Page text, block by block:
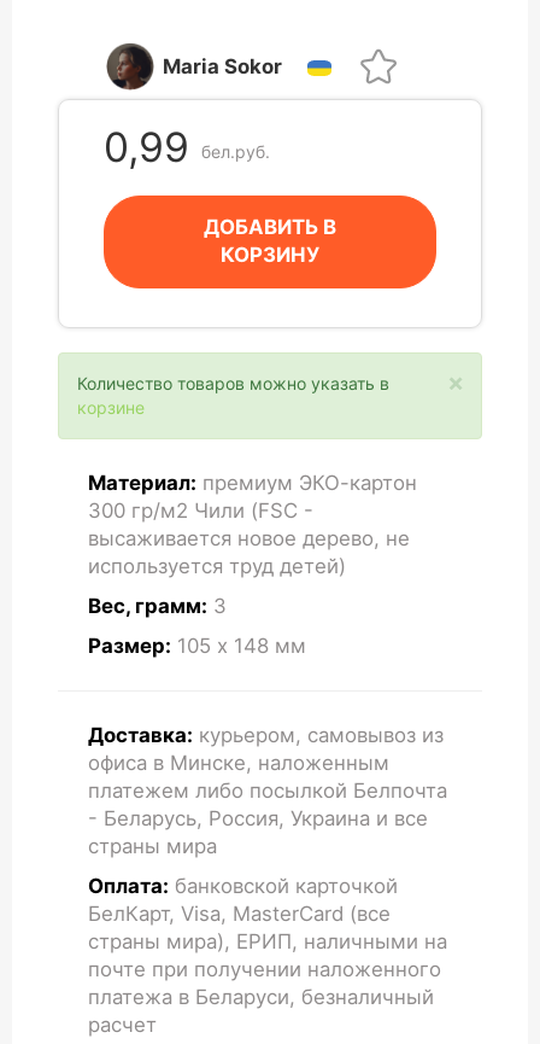
Maria Sokor
0,99 бел.руб.
ДОБАВИТЬ В
КОРЗИНУ
×
Количество товаров можно указать в
корзине
Материал: премиум ЭКО-картон
300 гр/м2 Чили (FSC -
высаживается новое дерево, не
используется труд детей)
Вес, грамм: 3
Размер: 105 x 148 мм
Доставка: курьером, самовывоз из
офиса в Минске, наложенным
платежем либо посылкой Белпочта
- Беларусь, Россия, Украина и все
страны мира
Оплата: банковской карточкой
БелКарт, Visa, MasterCard (все
страны мира), ЕРИП, наличными на
почте при получении наложенного
платежа в Беларуси, безналичный
расчет